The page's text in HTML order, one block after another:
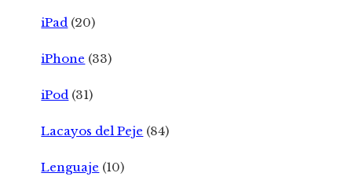
iPad (20)
iPhone (33)
iPod (31)
Lacayos del Peje (84)
Lenguaje (10)